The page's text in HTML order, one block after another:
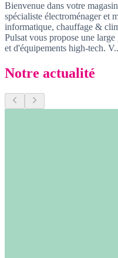
Bienvenue dans votre
spécialiste électroménager et
informatique, chauffage &
Pulsat vous propose une
et d'équipements high-tech.
Notre actualité